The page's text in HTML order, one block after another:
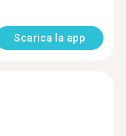
Scarica la app